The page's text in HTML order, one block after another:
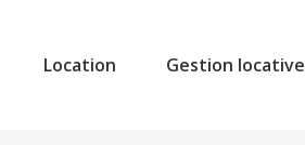
Location Gestion locative